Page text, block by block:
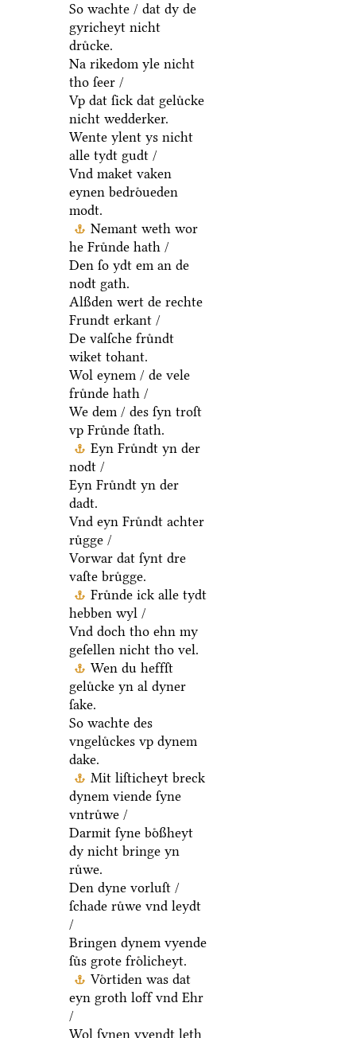
So wachte / dat dy de
gyricheyt nicht
druͤcke.
Na rikedom yle nicht
tho ſeer /
Vp dat ſick dat geluͤcke
nicht wedderker.
Wente ylent ys nicht
alle tydt gudt /
Vnd maket vaken
eynen bedroͤueden
modt.
Nemant weth wor
he Fruͤnde hath /
Den ſo ydt em an de
nodt gath.
Alßden wert de rechte
Frundt erkant /
De valſche fruͤndt
wiket tohant.
Wol eynem / de vele
fruͤnde hath /
We dem / des ſyn troſt
vp Fruͤnde ſtath.
Eyn Fruͤndt yn der
nodt /
Eyn Fruͤndt yn der
dadt.
Vnd eyn Fruͤndt achter
ruͤgge /
Vorwar dat ſynt dre
vaſte bruͤgge.
Fruͤnde ick alle tydt
hebben wyl /
Vnd doch tho ehn my
geſellen nicht tho vel.
Wen du heffſt
geluͤcke yn al dyner
ſake.
So wachte des
vngeluͤckes vp dynem
dake.
Mit liſticheyt breck
dynem viende ſyne
vntruͤwe /
Darmit ſyne boͤßheyt
dy nicht bringe yn
ruͤwe.
Den dyne vorluſt /
ſchade ruͤwe vnd leydt
/
Bringen dynem vyende
ſuͤs grote froͤlicheyt.
Voͤrtiden was dat
eyn groth loff vnd Ehr
/
Wol ſynen vyendt leth